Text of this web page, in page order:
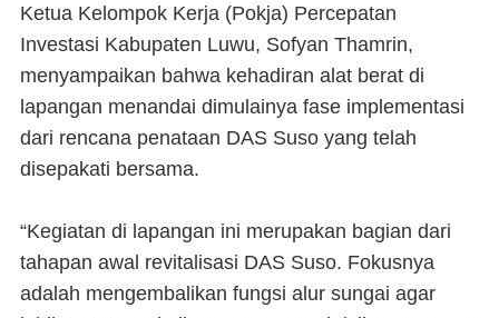
Ketua Kelompok Kerja (Pokja) Percepatan
Investasi Kabupaten Luwu, Sofyan Thamrin,
menyampaikan bahwa kehadiran alat berat di
lapangan menandai dimulainya fase implementasi
dari rencana penataan DAS Suso yang telah
disepakati bersama.
“Kegiatan di lapangan ini merupakan bagian dari
tahapan awal revitalisasi DAS Suso. Fokusnya
adalah mengembalikan fungsi alur sungai agar